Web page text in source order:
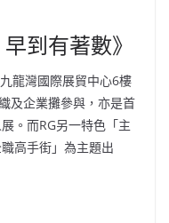
到有著數》
龍灣國際展貿中心6樓
及企業攤參與，亦是首
。而RG另一特色「主
高手街」為主題出